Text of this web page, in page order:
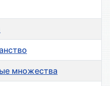
множества